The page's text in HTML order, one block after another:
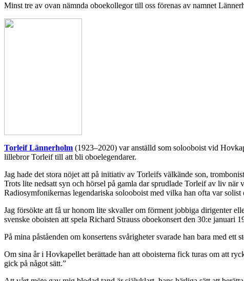
Minst tre av ovan nämnda oboekollegor till oss förenas av namnet
Torleif Lännerholm (1923–2020) var anställd som solooboist vid
lillebror Torleif till att bli oboelegendarer.
Jag hade det stora nöjet att på initiativ av Torleifs välkände son,
Trots lite nedsatt syn och hörsel på gamla dar sprudlade Torleif av liv
Radiosymfonikernas legendariska solooboist med vilka han ofta var
Jag försökte att få ur honom lite skvaller om förment jobbiga dirigenter
svenske oboisten att spela Richard Strauss oboekonsert den 30:e januari
På mina påståenden om konsertens svårigheter svarade han bara med
Om sina år i Hovkapellet berättade han att oboisterna fick turas om att
gick på något sätt.”